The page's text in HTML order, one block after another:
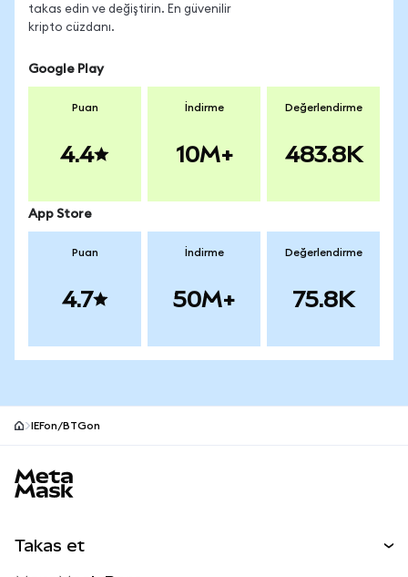
takas edin ve değiştirin. En güvenilir
kripto cüzdanı.
Google Play
Puan
4.4
İndirme
10M+
Değerlendirme
483.8K
App Store
Puan
4.7
İndirme
50M+
Değerlendirme
75.8K
IEFon/BTGon
Takas et